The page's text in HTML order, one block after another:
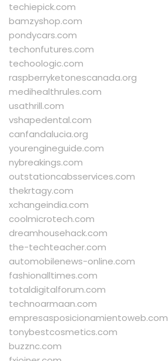
techiepick.com
bamzyshop.com
pondycars.com
techonfutures.com
techoologic.com
raspberryketonescanada.org
medihealthrules.com
usathrill.com
vshapedental.com
canfandalucia.org
yourengineguide.com
nybreakings.com
outstationcabsservices.com
thekrtagy.com
xchangeindia.com
coolmicrotech.com
dreamhousehack.com
the-techteacher.com
automobilenews-online.com
fashionalltimes.com
totaldigitalforum.com
technoarmaan.com
empresasposicionamientoweb.com
tonybestcosmetics.com
buzznc.com